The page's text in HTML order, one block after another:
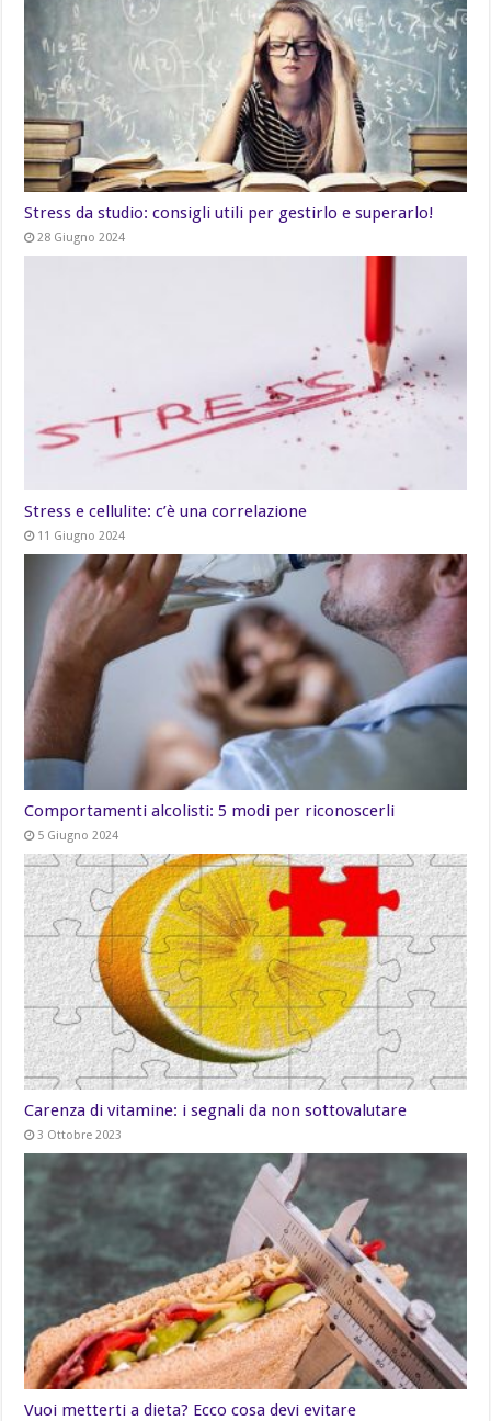
Stress da studio: consigli utili per gestirlo e superarlo!
28 Giugno 2024
Stress e cellulite: c’è una correlazione
11 Giugno 2024
Comportamenti alcolisti: 5 modi per riconoscerli
5 Giugno 2024
Carenza di vitamine: i segnali da non sottovalutare
3 Ottobre 2023
Vuoi metterti a dieta? Ecco cosa devi evitare